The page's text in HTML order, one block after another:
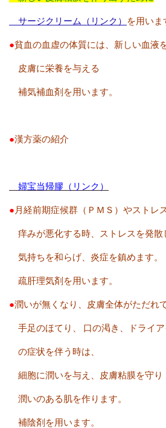
サージクリーム（リンク） を用いま
●貧血の血虚の体質には、新しい血液
皮膚に栄養を与える
補気補血剤を用います。
●漢方薬の紹介
婦宝当帰膠（リンク）
● 月経前期症候群（ＰＭＳ）やストレ
痒みが悪化する時、ストレスを発散
気持ちを和らげ、炎症を鎮めます。
疏肝理気剤を用います。
●潤いが無くなり、皮膚全体がただれて
手足のほてり、 口の渇き、ドライア
の症状を伴う時は、
細胞に潤いを与え、皮膚粘膜を守り
潤いのある肌を作ります。
補陰剤を用います。